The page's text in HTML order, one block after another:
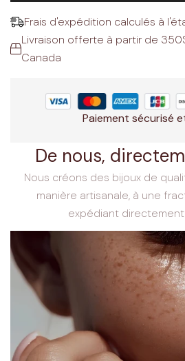
Frais d'expédition calculés à
Livraison offerte à partir de
Canada
Paiement sécurisé
De nous,
Nous créons des bijoux de
manière artisanale, à une
expédiant